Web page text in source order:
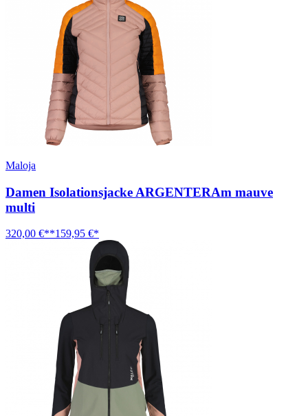
Maloja
Damen Isolationsjacke ARGENTERAm mauve
multi
320,00 €**159,95 €*